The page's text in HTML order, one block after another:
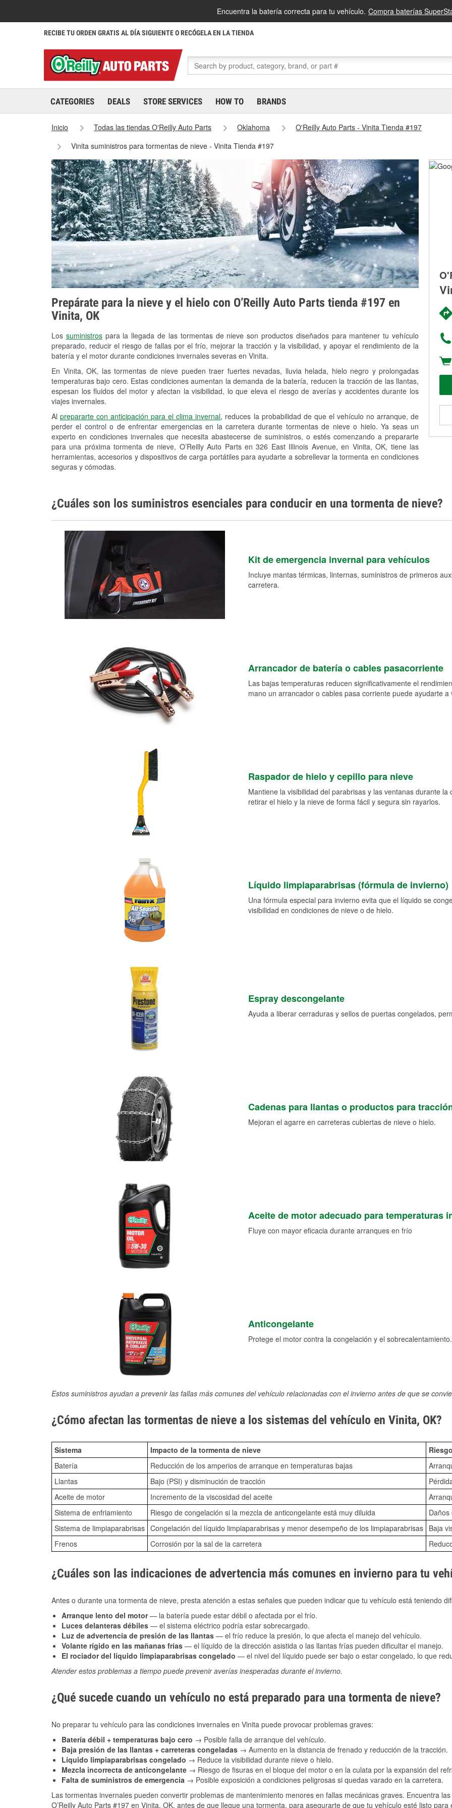
Encuentra la batería correcta para tu vehículo. Compra baterías
RECIBE TU ORDEN GRATIS AL DÍA SIGUIENTE O RECÓGELA EN LA TIENDA
CATEGORIES DEALS STORE SERVICES HOW TO BRANDS
Inicio Todas las tiendas O'Reilly Auto Parts Oklahoma
O'Reilly Auto Parts - Vinita Tienda #197
Vinita suministros para tormentas de nieve - Vinita Tienda #197
Prepárate para la nieve y el hielo con O’Reilly Auto Parts tienda #197 en
Vinita, OK
Los suministrospara la llegada de las tormentas de nieve son productos diseñados para mantener tu vehículo
preparado, reducir el riesgo de fallas por el frío, mejorar la tracción y la visibilidad, y apoyar el rendimiento de la
batería y el motor durante condiciones invernales severas en Vinita.
En Vinita, OK, las tormentas de nieve pueden traer fuertes nevadas, lluvia helada, hielo negro y prolongadas
temperaturas bajo cero. Estas condiciones aumentan la demanda de la batería, reducen la tracción de las llantas,
espesan los fluidos del motor y afectan la visibilidad, lo que eleva el riesgo de averías y accidentes durante los
viajes invernales.
Alprepararte con anticipación para el clima invernal, reduces la probabilidad de que el vehículo no arranque, de
perder el control o de enfrentar emergencias en la carretera durante tormentas de nieve o hielo. Ya seas un
experto en condiciones invernales que necesita abastecerse de suministros, o estés comenzando a prepararte
para una próxima tormenta de nieve, O’Reilly Auto Parts en 326 East Illinois Avenue, en Vinita, OK, tiene las
herramientas, accesorios y dispositivos de carga portátiles para ayudarte a sobrellevar la tormenta en condiciones
seguras y cómodas.
¿Cuáles son los suministros esenciales para conducir en una tormenta de nieve?
Kit de emergencia invernal para vehículos
Incluye mantas térmicas, linternas, suministros de primeros
carretera.
Arrancador de batería o cables pasacorriente
Las bajas temperaturas reducen significativamente el
mano un arrancador o cables pasa corriente puede ayudarte
Raspador de hielo y cepillo para nieve
Mantiene la visibilidad del parabrisas y las ventanas durante
retirar el hielo y la nieve de forma fácil y segura sin rayarlos.
Líquido limpiaparabrisas (fórmula de invierno)
Una fórmula especial para invierno evita que el líquido se
visibilidad en condiciones de nieve o de hielo.
Espray descongelante
Ayuda a liberar cerraduras y sellos de puertas congelados,
Cadenas para llantas o productos para
Mejoran el agarre en carreteras cubiertas de nieve o hielo.
Aceite de motor adecuado para temperaturas
Fluye con mayor eficacia durante arranques en frío
Anticongelante
Protege el motor contra la congelación y el sobrecalentamiento.
Estos suministros ayudan a prevenir las fallas más comunes del vehículo relacionadas con el invierno antes de que se
¿Cómo afectan las tormentas de nieve a los sistemas del vehículo en Vinita, OK?
Sistema Impacto de la tormenta de nieve
Batería
Reducción de los amperios de arranque en temperaturas bajas
Llantas
Bajo (PSI) y disminución de tracción
Aceite de motor
Incremento de la viscosidad del aceite
Sistema de enfriamiento
Riesgo de congelación si la mezcla de anticongelante está muy diluida
Sistema de limpiaparabrisas Congelación del líquido limpiaparabrisas y menor desempeño de los limpiaparabrisas Baja
Frenos
Corrosión por la sal de la carretera
¿Cuáles son las indicaciones de advertencia más comunes en invierno para tu
Antes o durante una tormenta de nieve, presta atención a estas señales que pueden indicar que tu vehículo está teniendo
Arranque lento del motor— la batería puede estar débil o afectada por el frío.
Luces delanteras débiles — el sistema eléctrico podría estar sobrecargado.
Luz de advertencia de presión de las llantas — el frío reduce la presión, lo que afecta el manejo del vehículo.
Volante rígido en las mañanas frías — el líquido de la dirección asistida o las llantas frías pueden dificultar el manejo.
El rociador del líquido limpiaparabrisas congelado — el nivel del líquido puede ser bajo o estar congelado, lo que
Atender estos problemas a tiempo puede prevenir averías inesperadas durante el invierno.
¿Qué sucede cuando un vehículo no está preparado para una tormenta de nieve?
No preparar tu vehículo para las condiciones invernales en Vinita puede provocar problemas graves:
Batería débil + temperaturas bajo cero → Posible falla de arranque del vehículo.
Baja presión de las llantas + carreteras congeladas → Aumento en la distancia de frenado y reducción de la tracción.
Líquido limpiaparabrisas congelado → Reduce la visibilidad durante nieve o hielo.
Mezcla incorrecta de anticongelante → Riesgo de fisuras en el bloque del motor o en la culata por la expansión del
Falta de suministros de emergencia → Posible exposición a condiciones peligrosas si quedas varado en la carretera.
Las tormentas invernales pueden convertir problemas de mantenimiento menores en fallas mecánicas graves. Encuentra
O’Reilly Auto Parts #197 en Vinita, OK, antes de que llegue una tormenta, para asegurarte de que tu vehículo esté listo